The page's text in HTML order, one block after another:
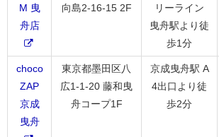
M 曳
舟店
向島2-16-15 2F
リーライン
曳舟駅より徒
歩1分
choco
ZAP
京成
曳舟
東京都墨田区八
広1-1-20 藤和曳
舟コープ1F
京成曳舟駅 A
4出口より徒
歩2分